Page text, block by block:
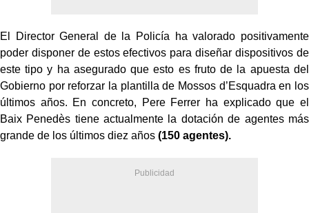
El Director General de la Policía ha valorado positivamente
poder disponer de estos efectivos para diseñar dispositivos de
este tipo y ha asegurado que esto es fruto de la apuesta del
Gobierno por reforzar la plantilla de Mossos d’Esquadra en los
últimos años. En concreto, Pere Ferrer ha explicado que el
Baix Penedès tiene actualmente la dotación de agentes más
grande de los últimos diez años (150 agentes).